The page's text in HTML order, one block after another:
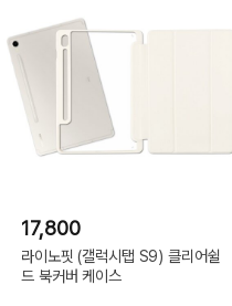
17,800
라이노핏 (갤럭시탭 S9) 클리어쉴
드 북커버 케이스